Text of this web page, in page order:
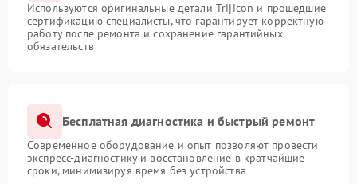
Используются оригинальные детали Trijicon и прошедшие
сертификацию специалисты, что гарантирует корректную
работу после ремонта и сохранение гарантийных
обязательств
Бесплатная диагностика и быстрый ремонт
Современное оборудование и опыт позволяют провести
экспресс-диагностику и восстановление в кратчайшие
сроки, минимизируя время без устройства